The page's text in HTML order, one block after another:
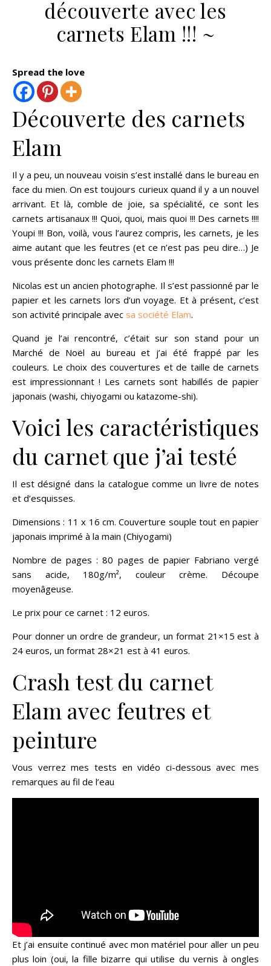
découverte avec les
carnets Elam !!! ~
Spread the love
Découverte des carnets
Elam
Il y a peu, un nouveau voisin s’est installé dans le bureau en
face du mien. On est toujours curieux quand il y a un nouvel
arrivant. Et là, comble de joie, sa spécialité, ce sont les
carnets artisanaux !!! Quoi, quoi, mais quoi !!! Des carnets !!!!
Youpi !!! Bon, voilà, vous l’aurez compris, les carnets, je les
aime autant que les feutres (et ce n’est pas peu dire…) Je
vous présente donc les carnets Elam !!!
Nicolas est un ancien photographe. Il s’est passionné par le
papier et les carnets lors d’un voyage. Et à présent, c’est
son activité principale avec sa société Elam.
Quand je l’ai rencontré, c’était sur son stand pour un
Marché de Noël au bureau et j’ai été frappé par les
couleurs. Le choix des couvertures et de taille de carnets
est impressionnant ! Les carnets sont habillés de papier
japonais (washi, chiyogami ou katazome-shi).
Voici les caractéristiques
du carnet que j’ai testé
Il est désigné dans la catalogue comme un livre de notes
et d’esquisses.
Dimensions : 11 x 16 cm. Couverture souple tout en papier
japonais imprimé à la main (Chiyogami)
Nombre de pages : 80 pages de papier Fabriano vergé
sans acide, 180g/m², couleur crème. Découpe
moyenâgeuse.
Le prix pour ce carnet : 12 euros.
Pour donner un ordre de grandeur, un format 21×15 est à
24 euros, un format 28×21 est à 41 euros.
Crash test du carnet
Elam avec feutres et
peinture
Vous verrez mes tests en vidéo ci-dessous avec mes
remarques au fil de l’eau
Et j’ai ensuite continué avec mon matériel pour aller un peu
plus loin (oui, la fille bizarre qui utilise du vernis à ongles